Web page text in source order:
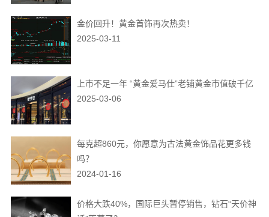
金价回升！黄金首饰再次热卖！
2025-03-11
上市不足一年 “黄金爱马仕”老铺黄金市值破千亿
2025-03-06
每克超860元，你愿意为古法黄金饰品花更多钱
吗？
2024-01-16
价格大跌40%，国际巨头暂停销售，钻石“天价神